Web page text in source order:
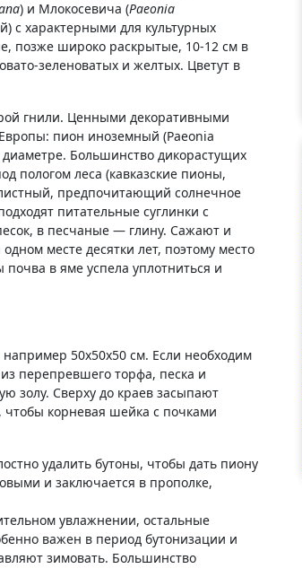
) и Млокосевича (Paeonia
с характерными для культурных
позже широко раскрытые, 10-12 см в
зеленоватых и желтых. Цветут в
гнили. Ценными декоративными
пион иноземный (Paeonia
Большинство дикорастущих
пологом леса (кавказские пионы,
предпочитающий солнечное
питательные суглинки с
в песчаные — глину. Сажают и
месте десятки лет, поэтому место
в яме успела уплотниться и
50х50х50 см. Если необходим
перепревшего торфа, песка и
золу. Сверху до краев засыпают
корневая шейка с почками
удалить бутоны, чтобы дать пиону
и заключается в прополке,
увлажнении, остальные
важен в период бутонизации и
зимовать. Большинство